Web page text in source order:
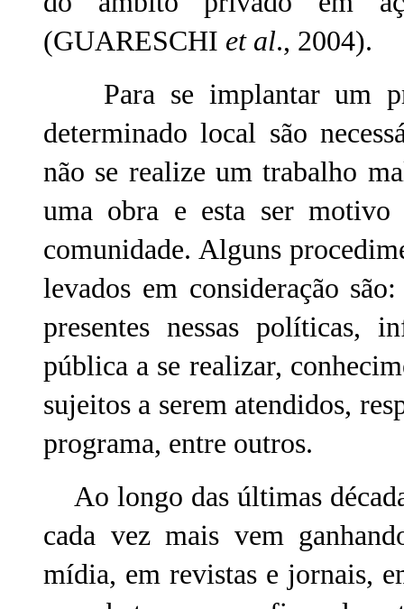
(GUARESCHI et al., 2004).
Para se implantar um
determinado local são
não se realize um trabalho
uma obra e esta ser motivo
comunidade. Alguns
levados em consideração
presentes nessas políticas,
pública a se realizar,
sujeitos a serem atendidos,
programa, entre outros.
Ao longo das últimas
cada vez mais vem
mídia, em revistas e jornais,